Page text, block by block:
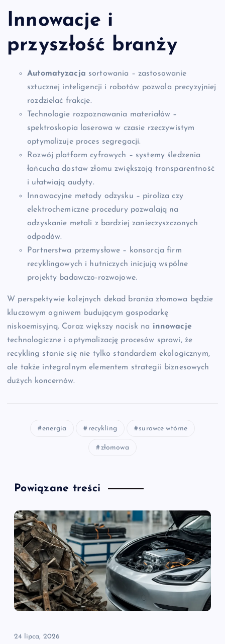
Innowacje i
przyszłość branży
Automatyzacja sortowania – zastosowanie
sztucznej inteligencji i robotów pozwala precyzyjniej
rozdzielać frakcje.
Technologie rozpoznawania materiałów –
spektroskopia laserowa w czasie rzeczywistym
optymalizuje proces segregacji.
Rozwój platform cyfrowych – systemy śledzenia
łańcucha dostaw złomu zwiększają transparentność
i ułatwiają audyty.
Innowacyjne metody odzysku – piroliza czy
elektrochemiczne procedury pozwalają na
odzyskanie metali z bardziej zanieczyszczonych
odpadów.
Partnerstwa przemysłowe – konsorcja firm
recyklingowych i hutniczych inicjują wspólne
projekty badawczo-rozwojowe.
W perspektywie kolejnych dekad branża złomowa będzie
kluczowym ogniwem budującym gospodarkę
niskoemisyjną. Coraz większy nacisk na innowacje
technologiczne i optymalizację procesów sprawi, że
recykling stanie się nie tylko standardem ekologicznym,
ale także integralnym elementem strategii biznesowych
dużych koncernów.
energia recykling surowce wtórne
złomowa
Powiązane treści
24 lipca, 2026